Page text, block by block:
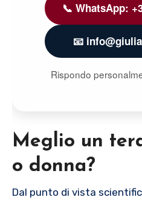
📞 WhatsApp:
📧
Rispondo
Meglio un
o donna?
Dal punto di vista